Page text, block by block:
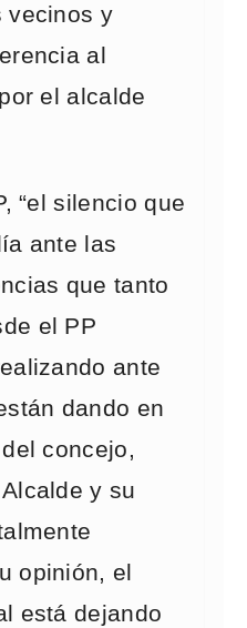
vecinos y
al
el alcalde
“el silencio que
ante las
que tanto
el PP
ante
dando en
concejo,
y su
opinión, el
está dejando